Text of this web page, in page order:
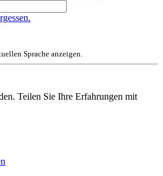
Sprache anzeigen.
Teilen Sie Ihre Erfahrungen mit